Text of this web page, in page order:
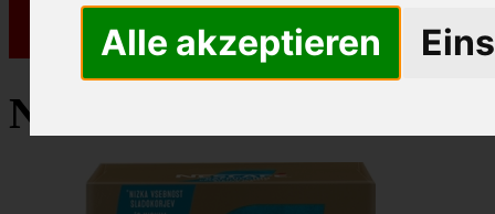
Alle akzeptieren
Nescafe Löskaffee